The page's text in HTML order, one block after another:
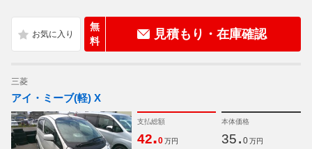
無
料
見積もり・在庫確認
三菱
アイ・ミーブ(軽) X
支払総額
42.0 万円
本体価格
35. 0 万円